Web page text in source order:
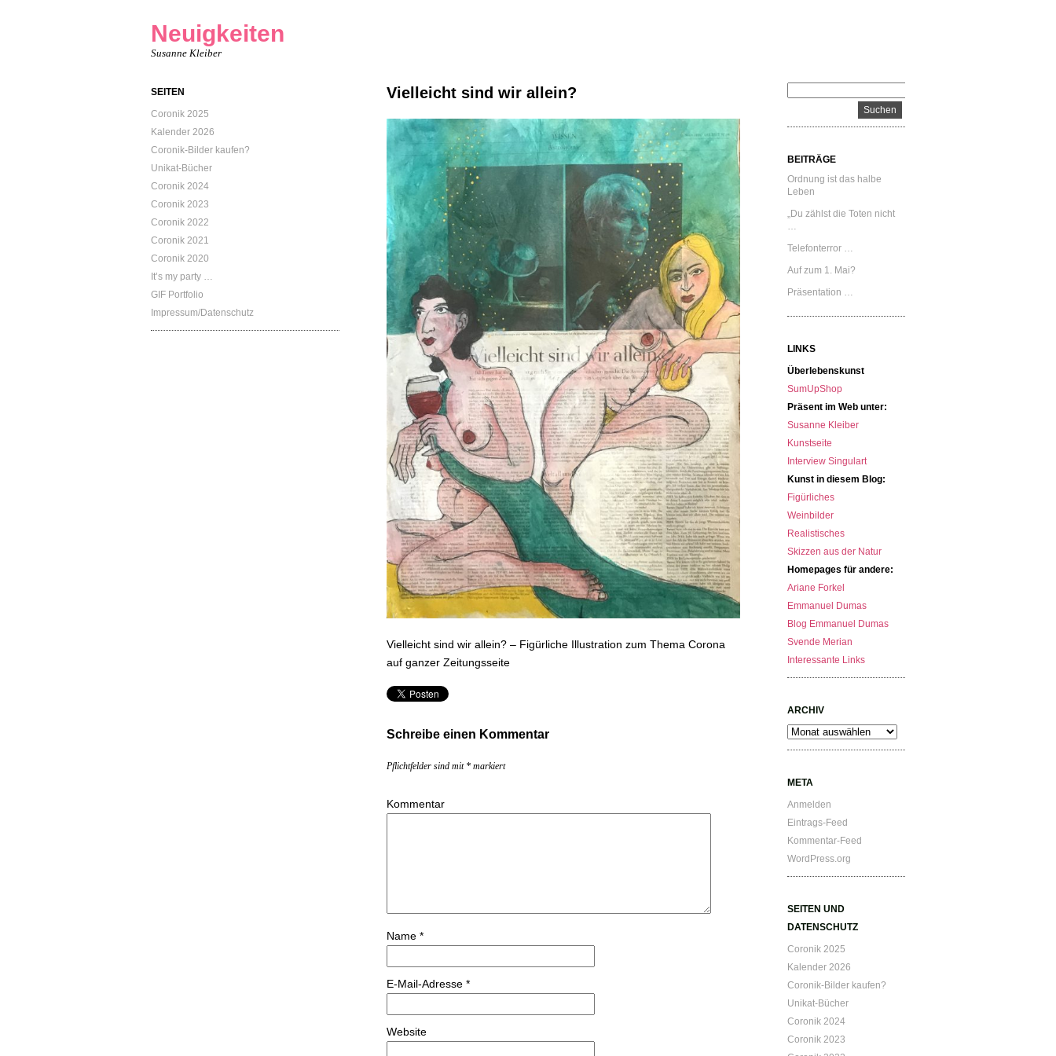
Neuigkeiten
Susanne Kleiber
SEITEN
Coronik 2025
Kalender 2026
Coronik-Bilder kaufen?
Unikat-Bücher
Coronik 2024
Coronik 2023
Coronik 2022
Coronik 2021
Coronik 2020
It’s my party …
GIF Portfolio
Impressum/Datenschutz
Vielleicht sind wir allein?
Vielleicht sind wir allein? – Figürliche Illustration zum Thema Corona
auf ganzer Zeitungsseite
Schreibe einen Kommentar
Pflichtfelder sind mit * markiert
Kommentar
Name *
E-Mail-Adresse *
Website
BEITRÄGE
Ordnung ist das halbe
Leben
„Du zählst die Toten nicht
…
Telefonterror …
Auf zum 1. Mai?
Präsentation …
LINKS
Überlebenskunst
SumUpShop
Präsent im Web unter:
Susanne Kleiber
Kunstseite
Interview Singulart
Kunst in diesem Blog:
Figürliches
Weinbilder
Realistisches
Skizzen aus der Natur
Homepages für andere:
Ariane Forkel
Emmanuel Dumas
Blog Emmanuel Dumas
Svende Merian
Interessante Links
ARCHIV
Archiv
META
Anmelden
Eintrags-Feed
Kommentar-Feed
WordPress.org
SEITEN UND
DATENSCHUTZ
Coronik 2025
Kalender 2026
Coronik-Bilder kaufen?
Unikat-Bücher
Coronik 2024
Coronik 2023